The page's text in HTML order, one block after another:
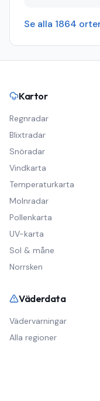
Se alla 1864
Kartor
Regnradar
Blixtradar
Snöradar
Vindkarta
Temperaturkarta
Molnradar
Pollenkarta
UV-karta
Sol & måne
Norrsken
Väderdata
Vädervarningar
Alla regioner